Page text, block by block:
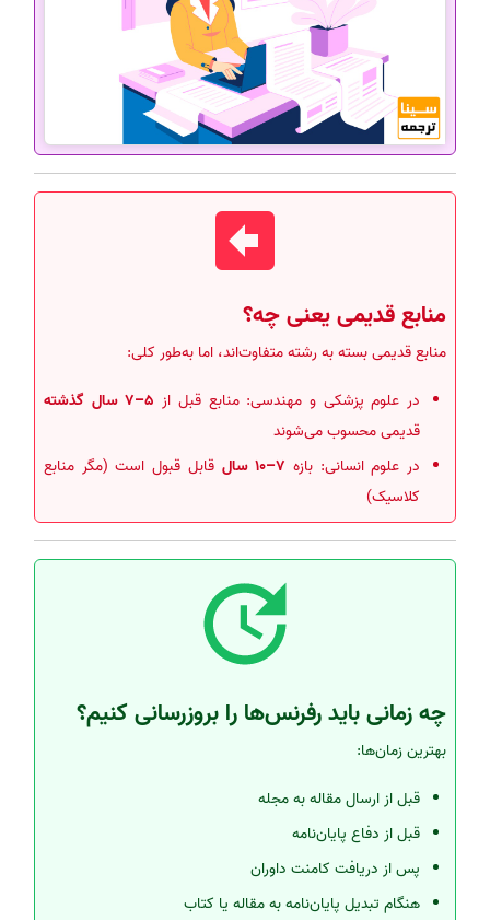
منابع قدیمی یعنی چه؟
منابع قدیمی بسته به رشته متفاوت‌اند، اما به‌طور کلی:
در علوم پزشکی و مهندسی: منابع قبل از 5–7 سال گذشته
قدیمی محسوب می‌شوند
در علوم انسانی: بازه 7–10 سال
قابل قبول است (مگر منابع
کلاسیک)
چه زمانی باید رفرنس‌ها را بروزرسانی کنیم؟
بهترین زمان‌ها:
قبل از ارسال مقاله به مجله
قبل از دفاع پایان‌نامه
پس از دریافت کامنت داوران
هنگام تبدیل پایان‌نامه به مقاله یا کتاب